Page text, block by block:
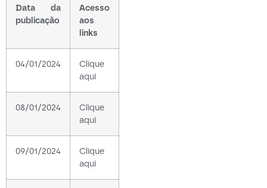
Data da
publicação
Acesso
aos
links
04/01/2024
Clique
aqui
08/01/2024
Clique
aqui
09/01/2024
Clique
aqui